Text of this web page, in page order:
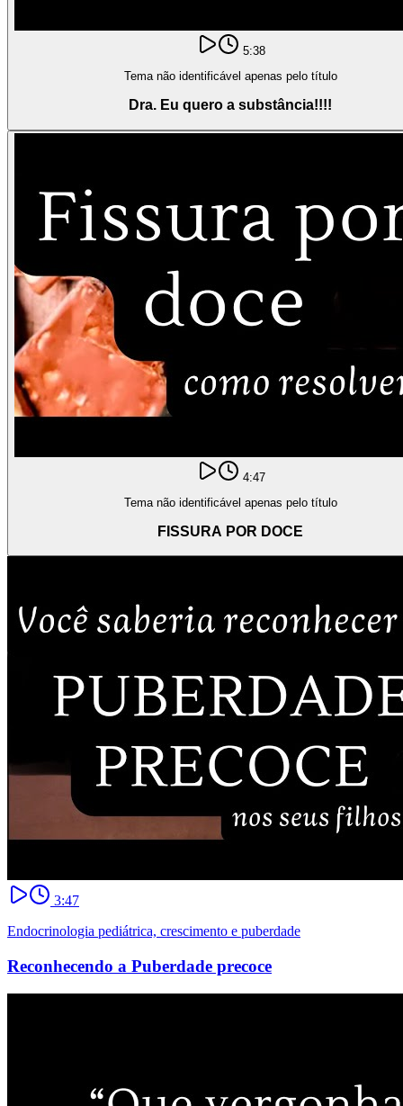
5:38
Tema não identificável apenas pelo título
Dra. Eu quero a substância!!!!
4:47
Tema não identificável apenas pelo título
FISSURA POR DOCE
3:47
Endocrinologia pediátrica, crescimento e puberdade
Reconhecendo a Puberdade precoce